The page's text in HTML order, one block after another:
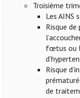
Troisième
Les AINS
Risque
fœtus ou
Risque
de